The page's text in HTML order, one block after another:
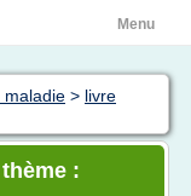
Menu
maladie > livre
: